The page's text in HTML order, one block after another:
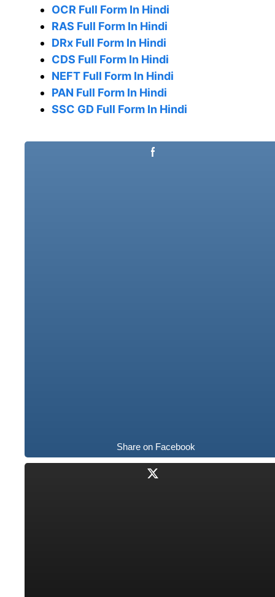
OCR Full Form In Hindi
RAS Full Form In Hindi
DRx Full Form In Hindi
CDS Full Form In Hindi
NEFT Full Form In Hindi
PAN Full Form In Hindi
SSC GD Full Form In Hindi
Share on Facebook